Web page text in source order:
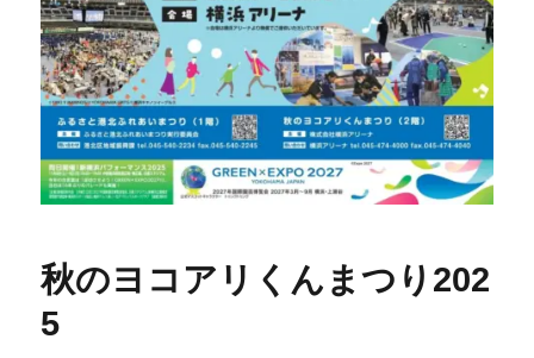
秋のヨコアリくんまつり202
5